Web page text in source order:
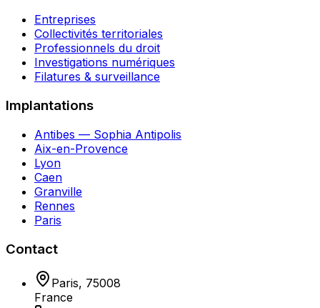
Entreprises
Collectivités territoriales
Professionnels du droit
Investigations numériques
Filatures & surveillance
Implantations
Antibes — Sophia Antipolis
Aix-en-Provence
Lyon
Caen
Granville
Rennes
Paris
Contact
Paris, 75008
France